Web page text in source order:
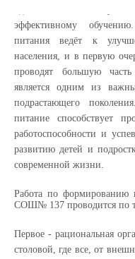
эффективному
питания ведёт к
населения, и в первую
проводят большую
является одним из
подрастающего
питание способствует
работоспособности и
развитию детей и
современной жизни.
Работа по формированию
СОШ№ 137 проводится по
Первое - рациональная
столовой, где все, от